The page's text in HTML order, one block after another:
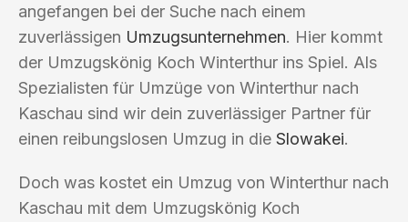
angefangen bei der Suche nach einem
zuverlässigen Umzugsunternehmen. Hier kommt
der Umzugskönig Koch Winterthur ins Spiel. Als
Spezialisten für Umzüge von Winterthur nach
Kaschau sind wir dein zuverlässiger Partner für
einen reibungslosen Umzug in die Slowakei.
Doch was kostet ein Umzug von Winterthur nach
Kaschau mit dem Umzugskönig Koch